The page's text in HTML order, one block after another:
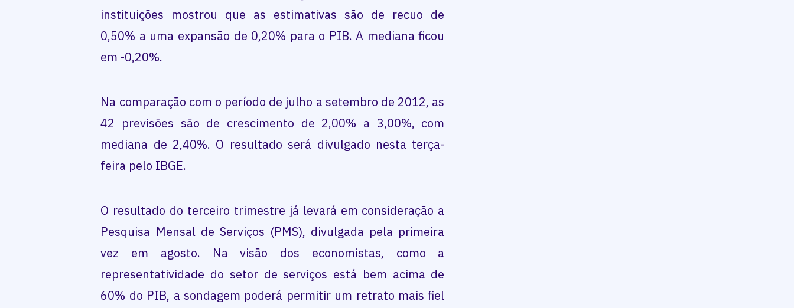
instituições mostrou que as estimativas são de recuo de
0,50% a uma expansão de 0,20% para o PIB. A mediana ficou
em -0,20%.
Na comparação com o período de julho a setembro de 2012, as
42 previsões são de crescimento de 2,00% a 3,00%, com
mediana de 2,40%. O resultado será divulgado nesta terça-
feira pelo IBGE.
O resultado do terceiro trimestre já levará em consideração a
Pesquisa Mensal de Serviços (PMS), divulgada pela primeira
vez em agosto. Na visão dos economistas, como a
representatividade do setor de serviços está bem acima de
60% do PIB, a sondagem poderá permitir um retrato mais fiel